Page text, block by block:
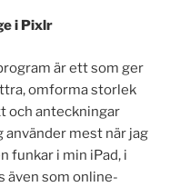
i Pixlr
är ett som ger
omforma storlek
och anteckningar
använder mest när jag
funkar i min iPad, i
även som online-